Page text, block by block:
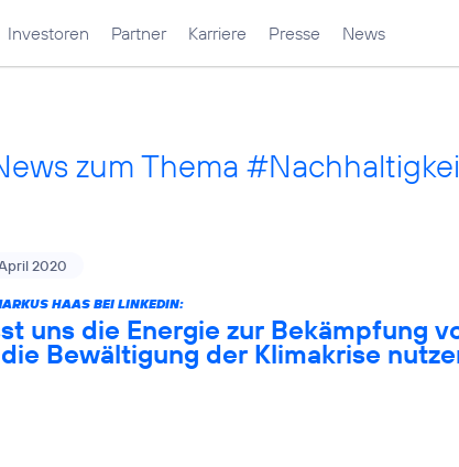
Investoren Partner Karriere Presse News
zum Thema
2020
HAAS BEI LINKEDIN:
uns die Energie zur Bekämpfung
Bewältigung der Klimakrise